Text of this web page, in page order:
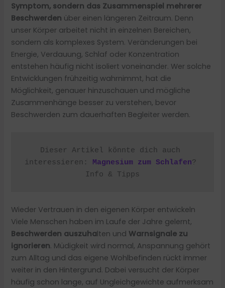
Symptom, sondern das Zusammenspiel mehrerer
Beschwerden über einen längeren Zeitraum. Denn
unser Körper arbeitet nicht in einzelnen Bereichen,
sondern als komplexes System. Veränderungen bei
Energie, Verdauung, Schlaf oder Konzentration
entstehen häufig nicht isoliert voneinander. Wer solche
Entwicklungen frühzeitig wahrnimmt, hat die
Möglichkeit, genauer hinzuschauen und mögliche
Zusammenhänge besser zu verstehen, bevor
Beschwerden zum dauerhaften Begleiter werden.
Dieser Artikel könnte dich auch
interessieren:
Magnesium zum Schlafen?
Info & Tipps
Wieder Vertrauen in den eigenen Körper entwickeln
Viele Menschen haben im Laufe der Jahre gelernt,
Beschwerden auszuhalten und Warnsignale zu
ignorieren. Müdigkeit wird normal, Anspannung gehört
zum Alltag und das eigene Wohlbefinden rückt immer
weiter in den Hintergrund. Dabei versucht der Körper
häufig schon lange, auf Ungleichgewichte aufmerksam